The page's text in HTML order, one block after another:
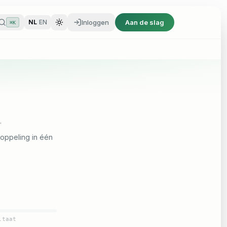
⌘K NL/ EN Inloggen Aan de slag
Aan de slag
in één